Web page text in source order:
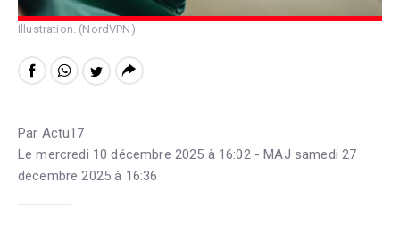
Illustration. (NordVPN)
Par Actu17
Le mercredi 10 décembre 2025 à 16:02 - MAJ samedi 27
décembre 2025 à 16:36